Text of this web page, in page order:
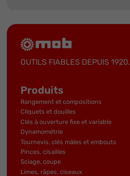
OUTILS FIABLES DEPUIS 1920.
Produits
Rangement et compositions
Cliquets et douilles
Clés à ouverture fixe et variable
Dynamométrie
Tournevis, clés mâles et embouts
Pinces, cisailles
Sciage, coupe
Limes, râpes, ciseaux